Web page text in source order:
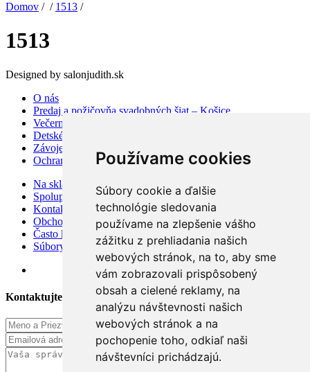
Používame cookies
Súbory cookie a ďalšie
technológie sledovania
používame na zlepšenie vášho
zážitku z prehliadania našich
webových stránok, na to, aby sme
vám zobrazovali prispôsobený
obsah a cielené reklamy, na
analýzu návštevnosti našich
webových stránok a na
pochopenie toho, odkiaľ naši
návštevníci prichádzajú.
Domov / / 1513 /
1513
Designed by salonjudith.sk
O nás
Predaj a požičovňa svadobných šiat – Košice
Večerné šaty
Detské šaty
Závoje a doplnky
Ochrana osobných údajov
Na sklade
Spolupráca
Kontakt
Obchodné podmienky
Často kladené otázky
Súbory cookies
Kontaktujte Nás